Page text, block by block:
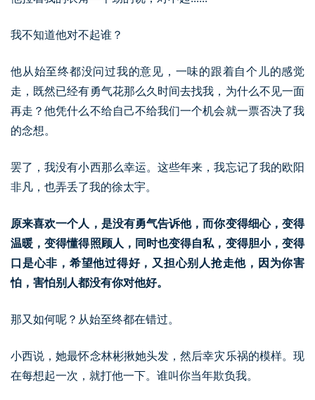
我不知道他对不起谁？
他从始至终都没问过我的意见，一味的跟着自个儿的感觉
走，既然已经有勇气花那么久时间去找我，为什么不见一面
再走？他凭什么不给自己不给我们一个机会就一票否决了我
的念想。
罢了，我没有小西那么幸运。这些年来，我忘记了我的欧阳
非凡，也弄丢了我的徐太宇。
原来喜欢一个人，是没有勇气告诉他，而你变得细心，变得
温暖，变得懂得照顾人，同时也变得自私，变得胆小，变得
口是心非，希望他过得好，又担心别人抢走他，因为你害
怕，害怕别人都没有你对他好。
那又如何呢？从始至终都在错过。
小西说，她最怀念林彬揪她头发，然后幸灾乐祸的模样。现
在每想起一次，就打他一下。谁叫你当年欺负我。